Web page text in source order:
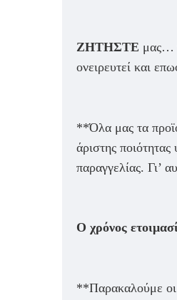
ΖΗΤΗΣΤΕ μας…
ονειρευτεί και
**Όλα μας τα
άριστης ποιότητας
παραγγελίας. Γι’
Ο χρόνος
**Παρακαλούμε οι